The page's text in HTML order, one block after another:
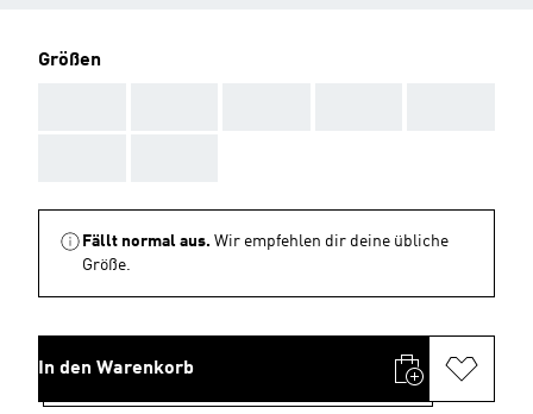
Größen
Fällt normal aus. Wir empfehlen dir deine übliche
Größe.
In den Warenkorb